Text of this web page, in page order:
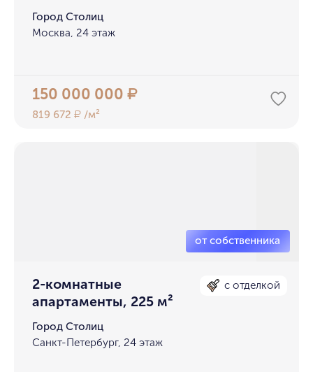
Город Столиц
Москва, 24 этаж
150 000 000₽
819 672₽ /м²
2-комнатные
апартаменты, 225 м²
с отделкой
Город Столиц
Санкт-Петербург, 24 этаж